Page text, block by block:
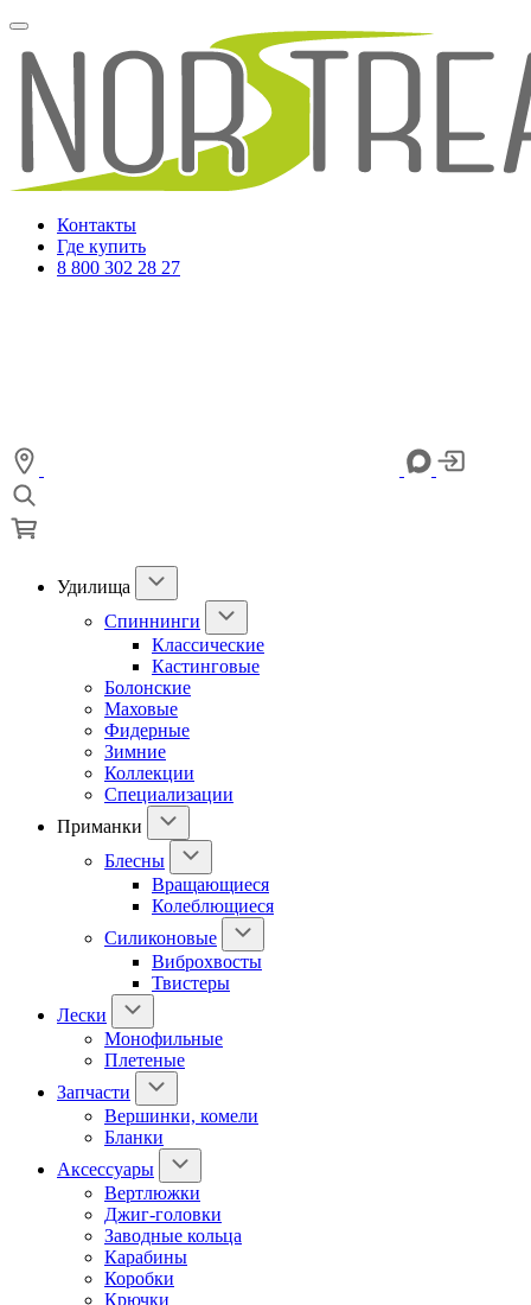
Контакты
Где купить
8 800 302 28 27
Удилища
Спиннинги
Классические
Кастинговые
Болонские
Маховые
Фидерные
Зимние
Коллекции
Специализации
Приманки
Блесны
Вращающиеся
Колеблющиеся
Силиконовые
Виброхвосты
Твистеры
Лески
Монофильные
Плетеные
Запчасти
Вершинки, комели
Бланки
Аксессуары
Вертлюжки
Джиг-головки
Заводные кольца
Карабины
Коробки
Крючки